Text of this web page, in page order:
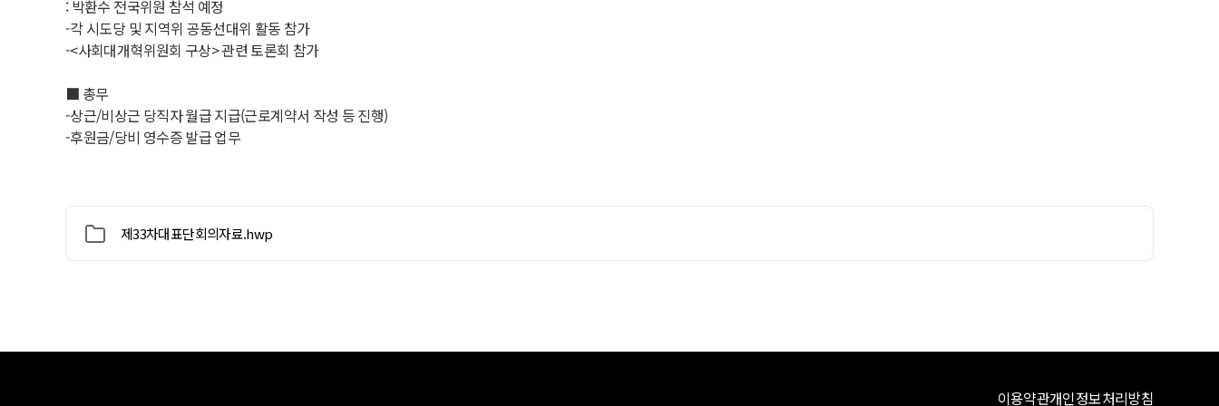
: 박환수 전국위원 참석 예정
-각 시도당 및 지역위 공동선대위 활동 참가
-<사회대개혁위원회 구상> 관련 토론회 참가
■ 총무
-상근/비상근 당직자 월급 지급(근로계약서 작성 등 진행)
-후원금/당비 영수증 발급 업무
제33차대표단회의자료.hwp
이용약관개인정보처리방침